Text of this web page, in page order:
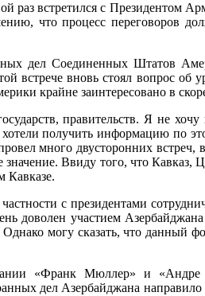
раз встретился с
что процесс переговоров
дел Соединенных Шта­тов
встрече вновь стоял вопрос об
крайне заинтересовано в
правительств. Я не
по­лучить информацию по
много двусторонних
значение. Ввиду того, что
Кавказе.
частности с президентами
доволен участием
Од­нако могу сказать, что
«Франк Мюллер» и «Андре
дел Азербайджана